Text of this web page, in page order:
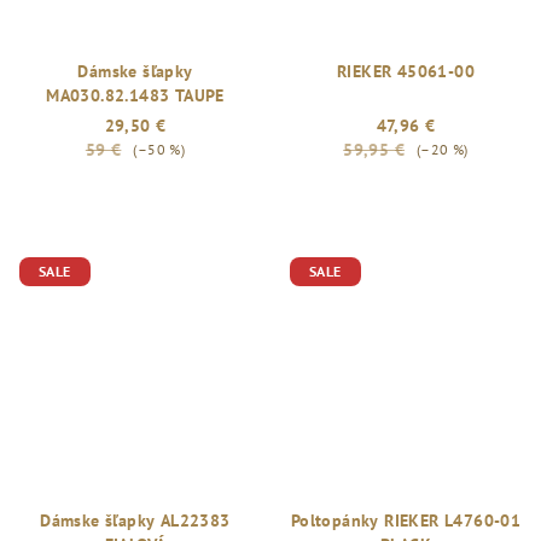
Dámske šľapky
MA030.82.1483 TAUPE
29,50 €
59 €
(–50 %)
RIEKER 45061-00
47,96 €
59,95 €
(–20 %)
SALE
Dámske šľapky AL22383
SALE
Poltopánky RIEKER L4760-01